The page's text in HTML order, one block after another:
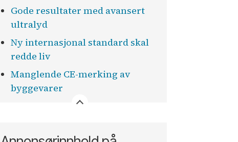
Gode resultater med avansert
ultralyd
Ny internasjonal standard skal
redde liv
Manglende CE-merking av
byggevarer